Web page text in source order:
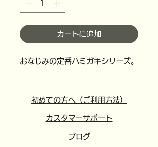
カートに追加
おなじみの定番ハミガキシリーズ。
初めての方へ（ご利用方法）
カスタマーサポート
​ブログ